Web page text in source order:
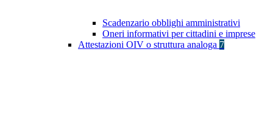
Scadenzario obblighi amministrativi
Oneri informativi per cittadini e imprese
Attestazioni OIV o struttura analoga 7